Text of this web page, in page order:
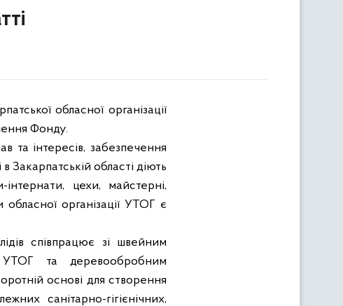
обласної організації
Фонду.
та інтересів, забезпечення
в Закарпатській області діють
цехи, майстерні,
обласної організації УТОГ є
співпрацює зі швейним
УТОГ та деревообробним
основі для створення
санітарно-гігієнічних,